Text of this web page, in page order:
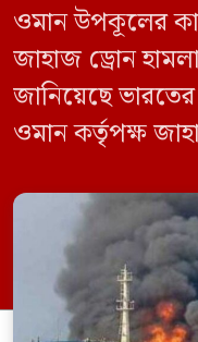
ওমান উপকূলের
জাহাজ ড্রোন
জানিয়েছে ভারতের
ওমান কর্তৃপক্ষ
পর সাগরে
‘এমএসভি হাজি
কার্গো শিপের
উদ্বেগ প্রকাশ